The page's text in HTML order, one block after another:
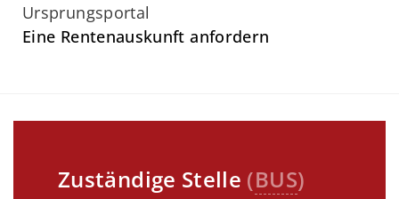
Ursprungsportal
Eine Rentenauskunft anfordern
Zuständige Stelle (BUS)